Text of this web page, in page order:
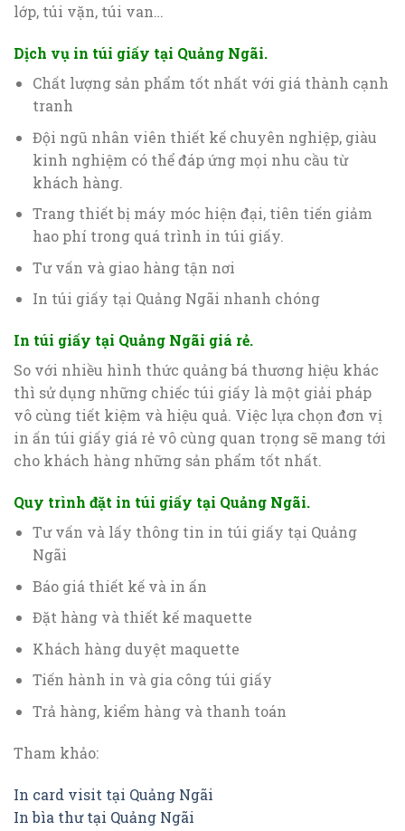
lớp, túi vặn, túi van…
Dịch vụ in túi giấy tại Quảng Ngãi.
Chất lượng sản phẩm tốt nhất với giá thành cạnh
tranh
Đội ngũ nhân viên thiết kế chuyên nghiệp, giàu
kinh nghiệm có thể đáp ứng mọi nhu cầu từ
khách hàng.
Trang thiết bị máy móc hiện đại, tiên tiến giảm
hao phí trong quá trình in túi giấy.
Tư vấn và giao hàng tận nơi
In túi giấy tại Quảng Ngãi nhanh chóng
In túi giấy tại Quảng Ngãi giá rẻ.
So với nhiều hình thức quảng bá thương hiệu khác
thì sử dụng những chiếc túi giấy là một giải pháp
vô cùng tiết kiệm và hiệu quả. Việc lựa chọn đơn vị
in ấn túi giấy giá rẻ vô cùng quan trọng sẽ mang tới
cho khách hàng những sản phẩm tốt nhất.
Quy trình đặt in túi giấy tại Quảng Ngãi.
Tư vấn và lấy thông tin in túi giấy tại Quảng
Ngãi
Báo giá thiết kế và in ấn
Đặt hàng và thiết kế maquette
Khách hàng duyệt maquette
Tiến hành in và gia công túi giấy
Trả hàng, kiểm hàng và thanh toán
Tham khảo:
In card visit tại Quảng Ngãi
In bìa thư tại Quảng Ngãi